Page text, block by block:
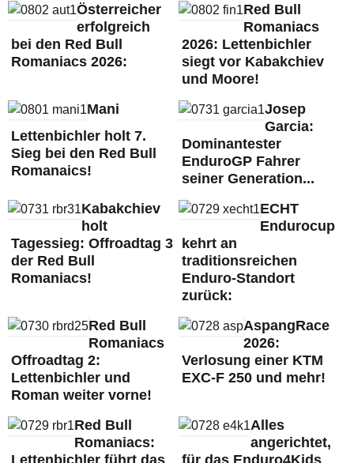
Österreicher
erfolgreich
bei den Red Bull
Romaniacs 2026:
Red Bull
Romaniacs
2026: Lettenbichler
siegt vor Kabakchiev
und Moore!
Mani
Lettenbichler holt 7.
Sieg bei den Red Bull
Romanaics!
Josep
Garcia:
Dominantester
EnduroGP Fahrer
seiner Generation...
Kabakchiev
holt
Tagessieg: Offroadtag 3
der Red Bull
Romaniacs!
ECHT
Endurocup
kehrt an
traditionsreichen
Enduro-Standort
zurück:
Red Bull
Romaniacs
Offroadtag 2:
Lettenbichler und
Roman weiter vorne!
AspangRace
2026:
Verlosung einer KTM
EXC-F 250 und mehr!
Red Bull
Romaniacs:
Lettenbichler führt das
Alles
angerichtet,
für das Enduro4Kids